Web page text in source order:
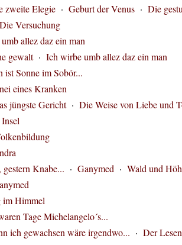
zweite Elegie · Geburt der Venus · Die
Die Versuchung
allez daz ein man
gewalt· Ich wirbe umb allez daz ein man
ist Sonne im Sobór...
eines Kranken
jüngste Gericht· Die Weise von Liebe und
gestern Knabe... · Ganymed · Wald und
im Himmel
Tage Michelangelo´s...
ich gewachsen wäre irgendwo... · Der